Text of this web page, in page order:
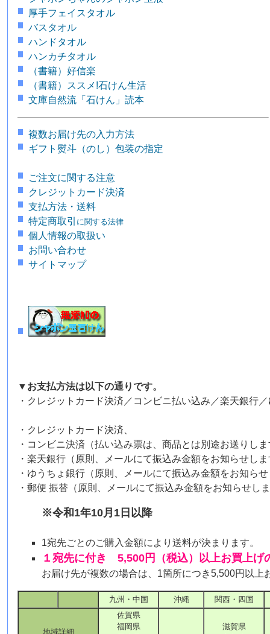
厚手フェイスタオル
バスタオル
ハンドタオル
ハンカチタオル
（書籍）好信楽
（書籍）ススメ!石けん生活
文庫自然流「石けん」読本
複数お届け先の入力方法
ギフト熨斗（のし）包装の指定
ご注文に関する注意
クレジットカード決済
支払方法・送料
特定商取引 に関する法律
個人情報の取扱い
お問い合わせ
サイトマップ
▼お支払方法は以下の通りです。
・クレジットカード決済／コンビニ払い込み／楽天銀行
・クレジットカード決済、
・コンビニ決済（払い込み票は、商品とは別途お送りし
・楽天銀行（原則、メールにて振込み金額をお知らせし
・ゆうちょ銀行（原則、メールにて振込み金額をお知ら
・郵便 振替（原則、メールにて振込み金額をお知らせし
※令和1年10月1日以降
1宛先ごとのご購入金額により送料が決まります。
１宛先に付き 5,500円（税込）以上お買上げ
お届け先が複数の場合は、1箇所につき5,500円以
九州・中国 沖縄 関西・四国
地域詳細
佐賀県
福岡県
滋賀県